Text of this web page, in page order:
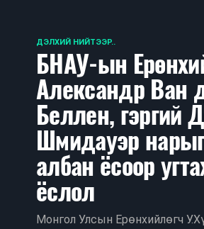
ДЭЛХИЙ НИЙТЭЭР..
БНАУ-ын
Александр Ван
Беллен, гэргий
Шмидауэр
албан ёсоор
ёслол
Монгол Улсын Ерөнхийлөгч